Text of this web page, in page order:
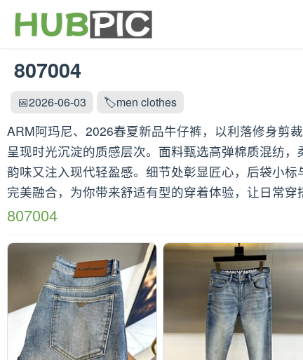
807004
📅2026-06-03 🏷️men clothes
ARM阿玛尼、2026春夏新品牛仔裤，以利落修身剪
呈现时光沉淀的质感层次。面料甄选高弹棉质混纺
韵味又注入现代轻盈感。细节处彰显匠心，后袋小
完美融合，为你带来舒适有型的穿着体验，让日常
807004